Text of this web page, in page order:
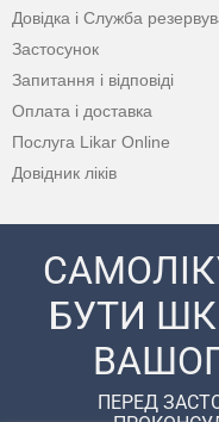
Довідка і Служба
Застосунок
Запитання і відповіді
Оплата і доставка
Послуга Likar Online
Довідник ліків
БУТИ
ПЕРЕД